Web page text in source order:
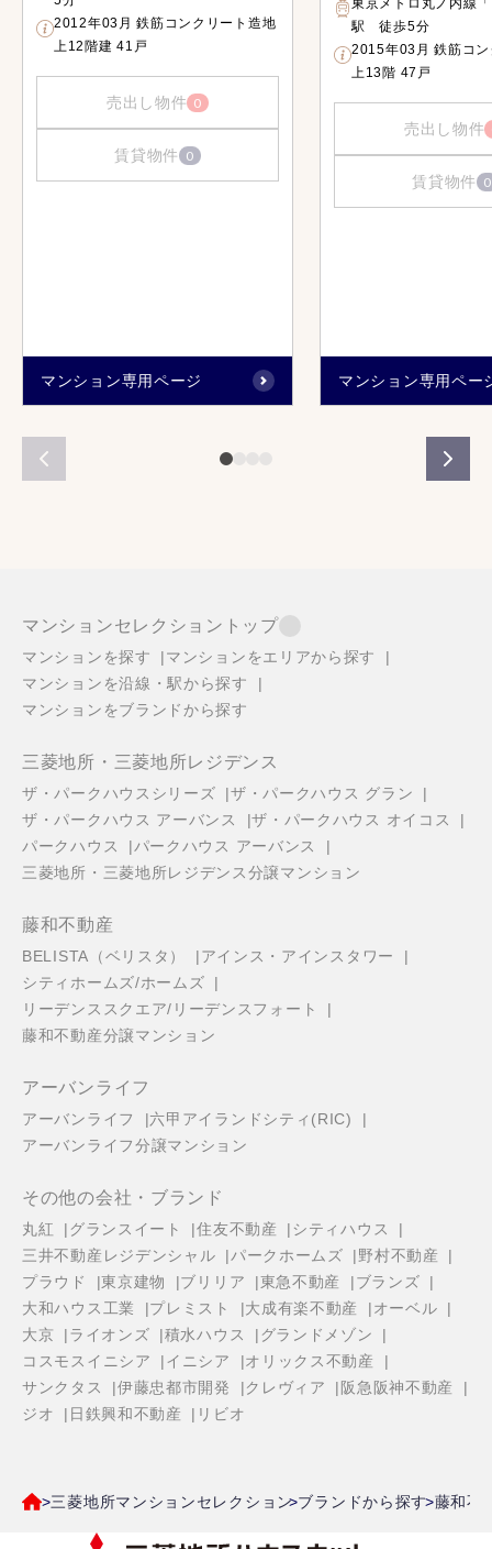
2012年03月 鉄筋コンクリート造地
上12階建 41戸
売出し物件 0
賃貸物件 0
マンション専用ページ
東京メトロ丸ノ内線
駅 徒歩5分
2015年03月 鉄筋コ
上13階 47戸
売出し物件
賃貸物件 0
マンション専用ペー
マンションセレクショントップ
マンションを探す
マンションをエリアから探す
マンションを沿線・駅から探す
マンションをブランドから探す
三菱地所・三菱地所レジデンス
ザ・パークハウスシリーズ
ザ・パークハウス グラン
ザ・パークハウス アーバンス
ザ・パークハウス オイコス
パークハウス
パークハウス アーバンス
三菱地所・三菱地所レジデンス分譲マンション
藤和不動産
BELISTA（ベリスタ）
アインス・アインスタワー
シティホームズ/ホームズ
リーデンススクエア/リーデンスフォート
藤和不動産分譲マンション
アーバンライフ
アーバンライフ
六甲アイランドシティ(RIC)
アーバンライフ分譲マンション
その他の会社・ブランド
丸紅 グランスイート 住友不動産
シティハウス
三井不動産レジデンシャル
パークホームズ
野村不動産
プラウド
東京建物 ブリリア 東急不動産
ブランズ
大和ハウス工業
プレミスト 大成有楽不動産
オーベル
大京
ライオンズ 積水ハウス
グランドメゾン
コスモスイニシア
イニシア
オリックス不動産
サンクタス
伊藤忠都市開発 クレヴィア
阪急阪神不動産
ジオ
日鉄興和不動産 リビオ
三菱地所マンションセレクション ブランドから探す 藤和不